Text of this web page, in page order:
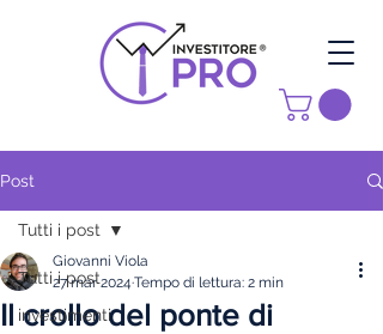
Post
Tutti i post
investimenti
Tutti i post
Il crollo del ponte di
Giovanni Viola
27 mar 2024 Tempo di lettura: 2 min